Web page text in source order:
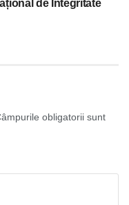
de Integritate
obligatorii sunt